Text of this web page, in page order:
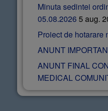
Minuta sedintei
05.08.2026 5 aug.
Proiect de hotarare
ANUNT
ANUNT FINAL
MEDICAL